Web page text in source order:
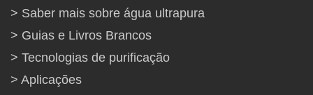
Saber mais sobre água ultrapura
Guias e Livros Brancos
Tecnologias de purificação
Aplicações